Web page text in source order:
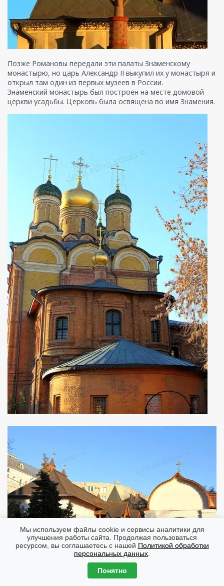
Позже Романовы передали эти палаты Знаменскому
монастырю, но царь Александр II выкупил их у монастыря и
открыл там один из первых музеев в России.
Знаменский монастырь был построен на месте домовой
церкви усадьбы. Церковь была освящена во имя Знамения.
За стеной монастыря мы видим небольшой белокаменный
Мы используем файлы cookie и сервисы аналитики для
улучшения работы сайта. Продолжая пользоваться
ресурсом, вы соглашаетесь с нашей Политикой обработки
персональных данных
Понятно